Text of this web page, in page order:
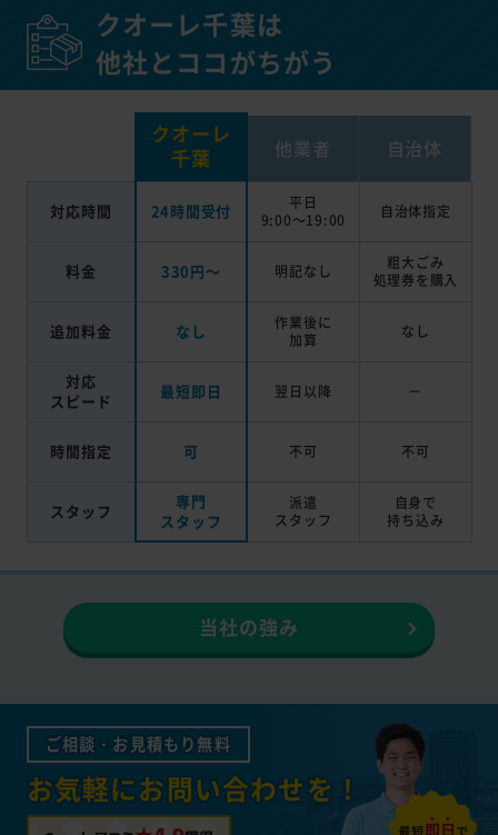
クオーレ千葉は
他社とココがちがう
クオーレ
千葉
他業者 自治体
対応時間 24時間受付
平日
9:00～19:00
自治体指定
料金 330円～ 明記なし
粗大ごみ
処理券を 購入
追加料金 なし
作業後に
加算
なし
対応
スピード
最短即日 翌日以降 －
時間指定 可 不可 不可
スタッフ
専門
スタッフ
派遣
スタッフ
自身で
持ち込み
当社の強み
ご相談・お見積もり無料
お気軽にお問い合わせを！